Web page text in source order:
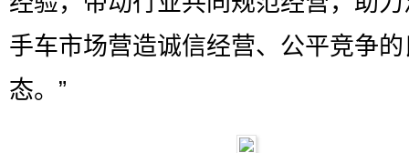
手车市场营造诚信经营、公平竞争
态。”